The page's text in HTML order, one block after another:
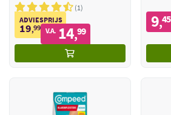
1
ADVIESPRIJS
19,99 V.A. 14,99 9,45